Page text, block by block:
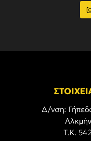
Δ/νση:
Τ.Κ.